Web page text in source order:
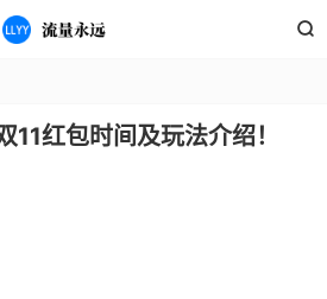

红包时间及玩法介绍！